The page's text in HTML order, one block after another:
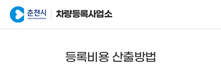
차량등록사업소
등록비용 산출방법